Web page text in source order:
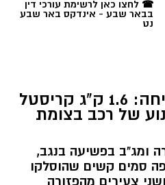
ומג"ב בפשיעה בנגב,
סמים קשים שהוסלקו
התעשייה ברהט,
כספים שנוהל מתוך
ומטבע זר. ארבעה
עוד
אותך גם